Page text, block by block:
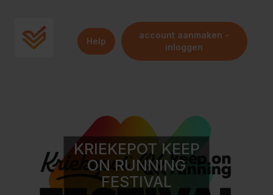
Help
account aanmaken -
inloggen
KRIEKEPOT KEEP
ON RUNNING
FESTIVAL